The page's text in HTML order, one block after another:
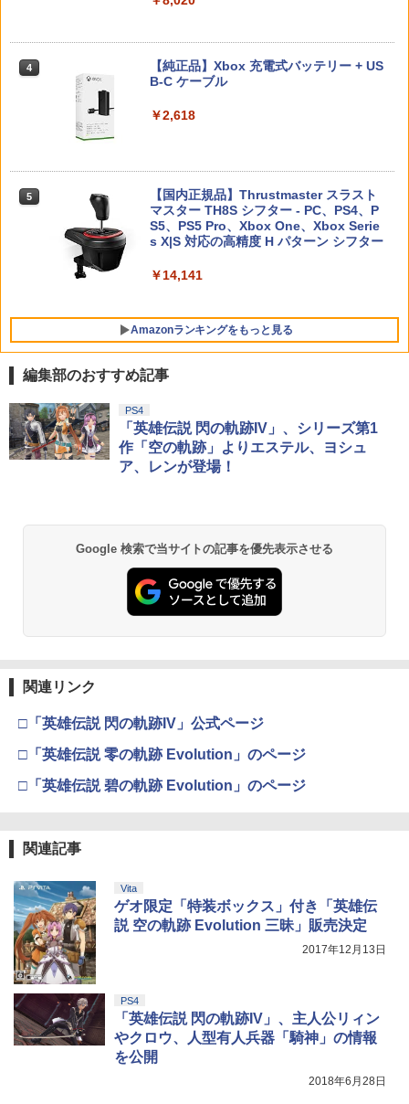
ダース】/ウツホ【レイダース】/マンタ
ロー【レイダース】]（スプラトゥーンシ
5
【特典】進撃の巨人3 Switch2版(【早
期購入封入特典】DLC)
￥8,518
ック】 【日本語説明書付き】 Brook Wi
ngman NS ウィングマン NS Lite コンバ
PS5 XBOX Elite コントローラー用 Swit
ch PC X-input 対応 正規輸入品
【特典】Starsand Island（スターサン
ド・アイランド） PS5版(【初回同梱特
￥2,100
ALSHOCK 4) ジェット・ブラック 【メ
￥3,720
4
ルパン三世 VS 名探偵コナン【Blu-ray】
[ 栗田貫一 ]
￥5,104
5
【中古】【Blu−ray】交響詩篇エウレカ
セブン Blu−ray BOX 1 初回限定生
産 ブックレット付 / 京田知己【監督】
ンラインコード版
ニンテンドープリペイド番号 5000円|オ
ンラインコード版
トローラー ミッドナイト ブラック(CFI-
ZCT2J01)
【純正品】DualSense ワイヤレスコン
トローラー(CFI-ZCT2J)
￥10,737
4
【純正品】Xbox 充電式バッテリー + US
B-C ケーブル
￥2,618
5
【国内正規品】Thrustmaster スラスト
マスター TH8S シフター - PC、PS4、P
S5、PS5 Pro、Xbox One、Xbox Serie
s X|S 対応の高精度 H パターン シフター
￥14,141
Amazonランキングをもっと見る
1
窩座再来 通常版 [Blu-ray]
￥3,982
劇場版「鬼滅の刃」無限城編 第一章 猗
窩座再来 通常版 [DVD]
￥3,523
(オリジナル特典:オリジナル巾着＋メー
カー特典:【坤と離】二振りの剣、十翼よ
り来たる！スタジオ描き下ろしイラスト
ボード付) [Blu-ray]
￥10,780
￥8,698
5
y』Blu-ray（特装限定版）
￥8,589
編集部のおすすめ記事
PS4
「英雄伝説 閃の軌跡IV」、シリーズ第1
作「空の軌跡」よりエステル、ヨシュ
ア、レンが登場！
Google 検索で当サイトの記事を優先表示させる
関連リンク
□「英雄伝説 閃の軌跡IV」公式ページ
□「英雄伝説 零の軌跡 Evolution」のページ
□「英雄伝説 碧の軌跡 Evolution」のページ
関連記事
Vita
ゲオ限定「特装ボックス」付き「英雄伝
説 空の軌跡 Evolution 三昧」販売決定
2017年12月13日
PS4
「英雄伝説 閃の軌跡IV」、主人公リィン
やクロウ、人型有人兵器「騎神」の情報
を公開
2018年6月28日